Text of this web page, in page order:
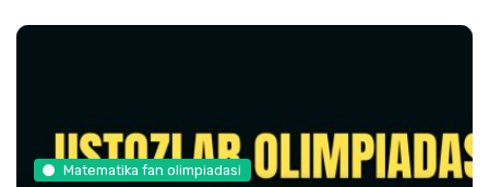
Matematika fan olimpiadasi